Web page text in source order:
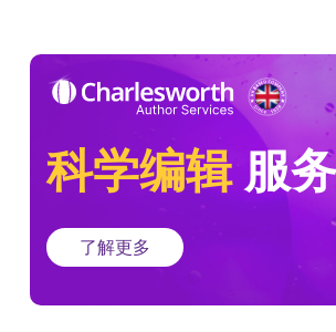
科学编辑服务
了解更多